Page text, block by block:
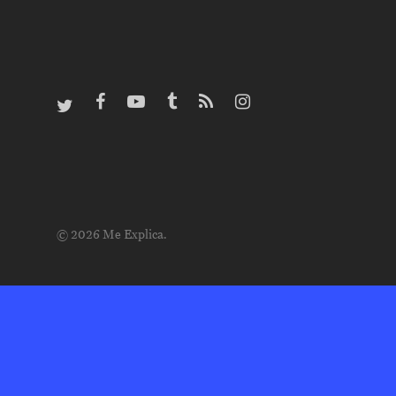
© 2026 Me Explica.